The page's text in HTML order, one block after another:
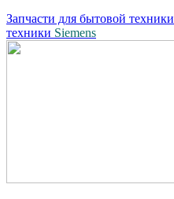
Запчасти для бытовой техники
техники Siemens